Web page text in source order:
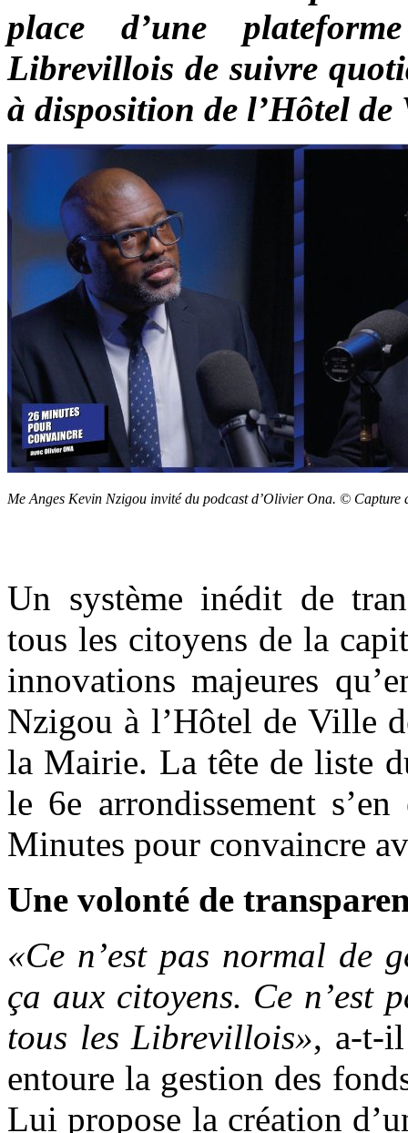
place d’une
Librevillois de suivre
à disposition de l’Hôtel de
Me Anges Kevin Nzigou invité du podcast d’Olivier Ona. © Capture
Un système inédit de
tous les citoyens de la
innovations majeures
Nzigou à l’Hôtel de Ville
la Mairie. La tête de liste
le 6e arrondissement
Minutes pour convaincre
Une volonté de
«Ce n’est pas normal de
ça aux citoyens. Ce n’est
tous les Librevillois», a-t-
entoure la gestion des
Lui propose la création